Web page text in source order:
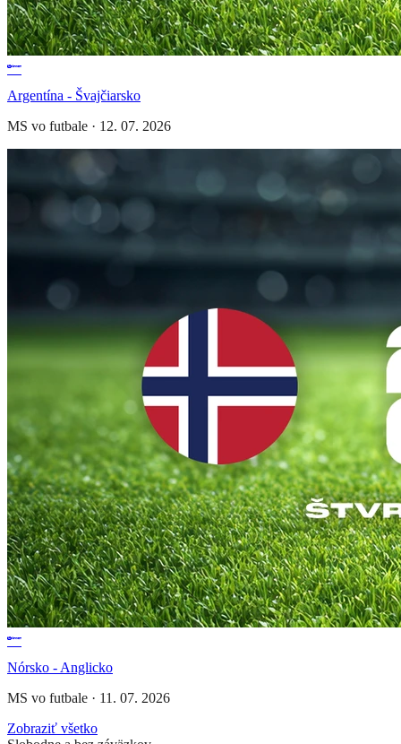
Argentína - Švajčiarsko
MS vo futbale · 12. 07. 2026
Nórsko - Anglicko
MS vo futbale · 11. 07. 2026
Zobraziť všetko